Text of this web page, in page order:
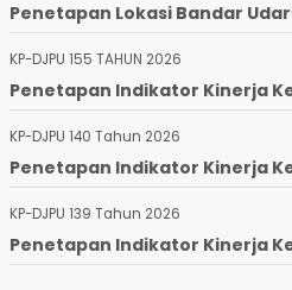
Penetapan Lokasi Bandar
KP-DJPU 155 TAHUN 2026
Penetapan Indikator Kinerja
KP-DJPU 140 Tahun 2026
Penetapan Indikator Kinerja
KP-DJPU 139 Tahun 2026
Penetapan Indikator Kinerja